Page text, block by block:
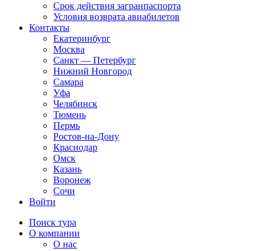
Срок действия загранпаспорта
Условия возврата авиабилетов
Контакты
Екатеринбург
Москва
Санкт — Петербург
Нижний Новгород
Самара
Уфа
Челябинск
Тюмень
Пермь
Ростов-на-Дону
Краснодар
Омск
Казань
Воронеж
Сочи
Войти
Поиск тура
О компании
О нас